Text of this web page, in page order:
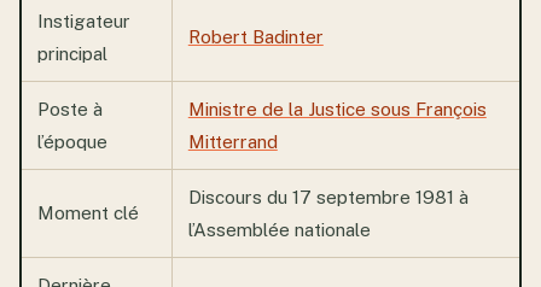
Instigateur
principal
Robert Badinter
Poste à
l’époque
Ministre de la Justice sous François
Mitterrand
Moment clé
Discours du 17 septembre 1981 à
l’Assemblée nationale